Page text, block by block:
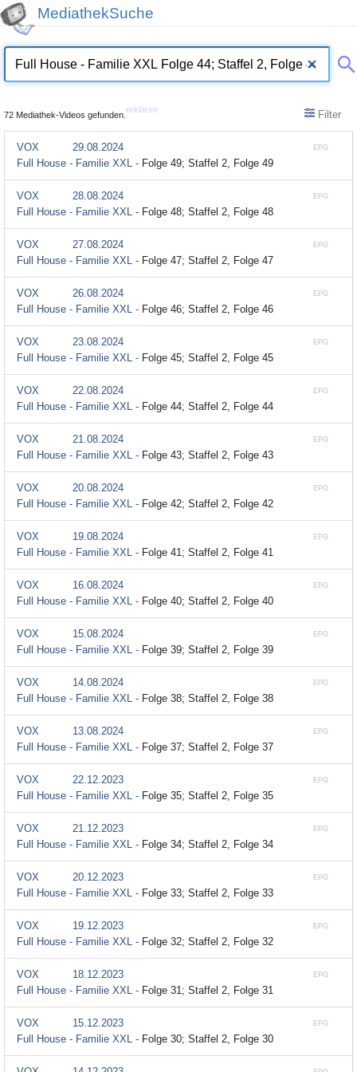
MediathekSuche
72 Mediathek-Videos gefunden.
erklären Filter
EPG
VOX
29.08.2024
Full House - Familie XXL - Folge 49; Staffel 2, Folge 49
EPG
VOX
28.08.2024
Full House - Familie XXL - Folge 48; Staffel 2, Folge 48
EPG
VOX
27.08.2024
Full House - Familie XXL - Folge 47; Staffel 2, Folge 47
EPG
VOX
26.08.2024
Full House - Familie XXL - Folge 46; Staffel 2, Folge 46
EPG
VOX
23.08.2024
Full House - Familie XXL - Folge 45; Staffel 2, Folge 45
EPG
VOX
22.08.2024
Full House - Familie XXL - Folge 44; Staffel 2, Folge 44
EPG
VOX
21.08.2024
Full House - Familie XXL - Folge 43; Staffel 2, Folge 43
EPG
VOX
20.08.2024
Full House - Familie XXL - Folge 42; Staffel 2, Folge 42
EPG
VOX
19.08.2024
Full House - Familie XXL - Folge 41; Staffel 2, Folge 41
EPG
VOX
16.08.2024
Full House - Familie XXL - Folge 40; Staffel 2, Folge 40
EPG
VOX
15.08.2024
Full House - Familie XXL - Folge 39; Staffel 2, Folge 39
EPG
VOX
14.08.2024
Full House - Familie XXL - Folge 38; Staffel 2, Folge 38
EPG
VOX
13.08.2024
Full House - Familie XXL - Folge 37; Staffel 2, Folge 37
EPG
VOX
22.12.2023
Full House - Familie XXL - Folge 35; Staffel 2, Folge 35
EPG
VOX
21.12.2023
Full House - Familie XXL - Folge 34; Staffel 2, Folge 34
EPG
VOX
20.12.2023
Full House - Familie XXL - Folge 33; Staffel 2, Folge 33
EPG
VOX
19.12.2023
Full House - Familie XXL - Folge 32; Staffel 2, Folge 32
EPG
VOX
18.12.2023
Full House - Familie XXL - Folge 31; Staffel 2, Folge 31
EPG
VOX
15.12.2023
Full House - Familie XXL - Folge 30; Staffel 2, Folge 30